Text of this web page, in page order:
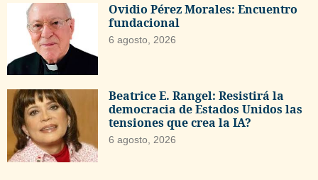
Ovidio Pérez Morales: Encuentro
fundacional
6 agosto, 2026
Beatrice E. Rangel: Resistirá la
democracia de Estados Unidos las
tensiones que crea la IA?
6 agosto, 2026